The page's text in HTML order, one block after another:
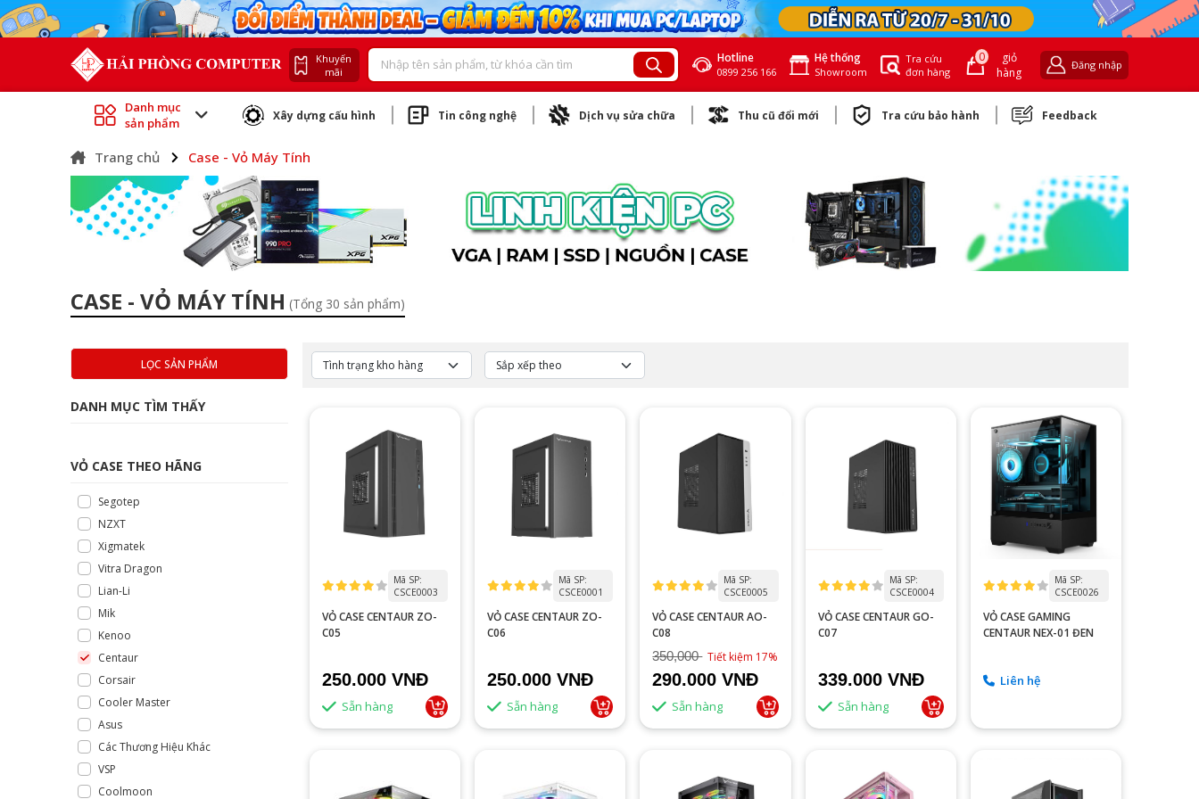
Khuyến
mãi
Hotline
0899 256 166
Hệ thống
Showroom
Tra cứu
đơn hàng
0
giỏ
hàng
Đăng nhập
Danh mục
sản phẩm
Xây dựng cấu hình Tin công nghệ Dịch vụ sửa chữa Thu cũ đổi mới Tra cứu bảo hành Feedback
Trang chủ Case - Vỏ Máy Tính
CASE - VỎ MÁY TÍNH (Tổng 30 sản phẩm)
LỌC SẢN PHẨM
DANH MỤC TÌM THẤY
VỎ CASE THEO HÃNG
Segotep
NZXT
Xigmatek
Vitra Dragon
Lian-Li
Mik
Kenoo
Centaur
Corsair
Cooler Master
Asus
Các Thương Hiệu Khác
VSP
Coolmoon
Mã SP:
CSCE0003
VỎ CASE CENTAUR ZO-
C05
250.000 VNĐ
Sẵn hàng
Mã SP:
CSCE0001
VỎ CASE CENTAUR ZO-
C06
250.000 VNĐ
Sẵn hàng
Mã SP:
CSCE0005
VỎ CASE CENTAUR AO-
C08
350,000 Tiết kiệm 17%
290.000 VNĐ
Sẵn hàng
Mã SP:
CSCE0004
VỎ CASE CENTAUR GO-
C07
339.000 VNĐ
Sẵn hàng
Mã SP:
CSCE0026
VỎ CASE GAMING
CENTAUR NEX-01 ĐEN
Liên hệ